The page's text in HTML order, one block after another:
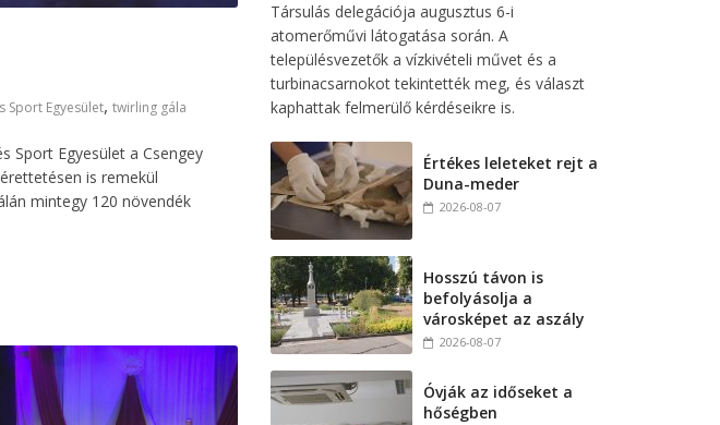
Sport Egyesület, twirling gála
Sport Egyesület a Csengey
is remekül
mintegy 120 növendék
Társulás delegációja augusztus 6-i
atomerőművi látogatása során. A
településvezetők a vízkivételi művet és a
turbinacsarnokot tekintették meg, és választ
kaphattak felmerülő kérdéseikre is.
Értékes leleteket rejt a
Duna-meder
2026-08-07
Hosszú távon is
befolyásolja a
városképet az aszály
2026-08-07
Óvják az időseket a
hőségben